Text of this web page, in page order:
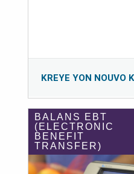
KREYE YON NOUVO
BALANS EBT
(ELECTRONIC
BENEFIT
TRANSFER)